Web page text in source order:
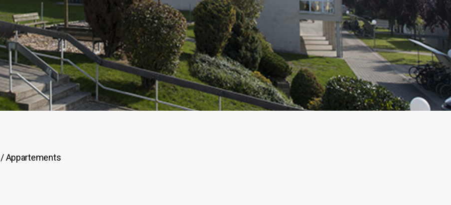
/ Appartements